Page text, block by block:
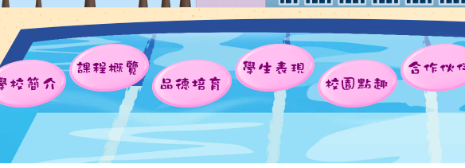
學校簡介
課程概覽
品德培育
學生表現
校園點趣
合作伙伴